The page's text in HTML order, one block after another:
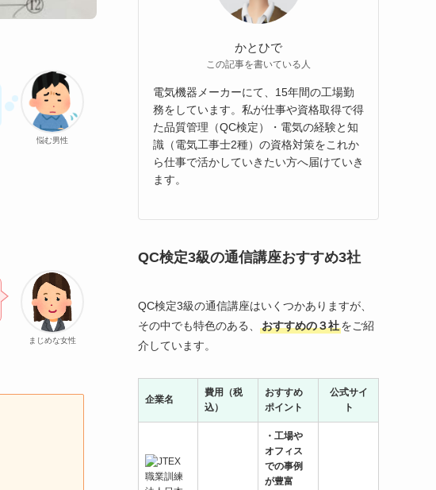
悩む男性
まじめな女性
かとひで
この記事を書いている人
電気機器メーカーにて、15年間の工場勤
務をしています。私が仕事や資格取得で得
た品質管理（QC検定）・電気の経験と知
識（電気工事士2種）の資格対策をこれか
ら仕事で活かしていきたい方へ届けていき
ます。
QC検定3級の通信講座おすすめ3社
QC検定3級の通信講座はいくつかありますが、
その中でも特色のある、
おすすめの３社をご紹
介しています。
企業名
費用（税
込）
おすすめ
ポイント
公式サイ
ト
・工場や
オフィス
での事例
が豊富